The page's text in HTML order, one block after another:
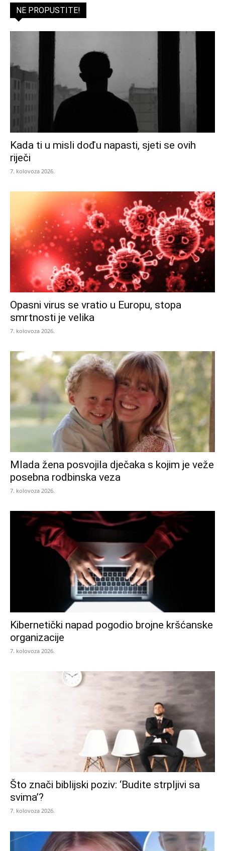
NE PROPUSTITE!
Kada ti u misli dođu napasti, sjeti se ovih
riječi
7. kolovoza 2026.
Opasni virus se vratio u Europu, stopa
smrtnosti je velika
7. kolovoza 2026.
Mlada žena posvojila dječaka s kojim je veže
posebna rodbinska veza
7. kolovoza 2026.
Kibernetički napad pogodio brojne kršćanske
organizacije
7. kolovoza 2026.
Što znači biblijski poziv: ‘Budite strpljivi sa
svima’?
7. kolovoza 2026.